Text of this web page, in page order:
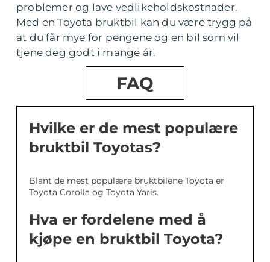
problemer og lave vedlikeholdskostnader.
Med en Toyota bruktbil kan du være trygg på
at du får mye for pengene og en bil som vil
tjene deg godt i mange år.
FAQ
Hvilke er de mest populære
bruktbil Toyotas?
Blant de mest populære bruktbilene Toyota er
Toyota Corolla og Toyota Yaris.
Hva er fordelene med å
kjøpe en bruktbil Toyota?